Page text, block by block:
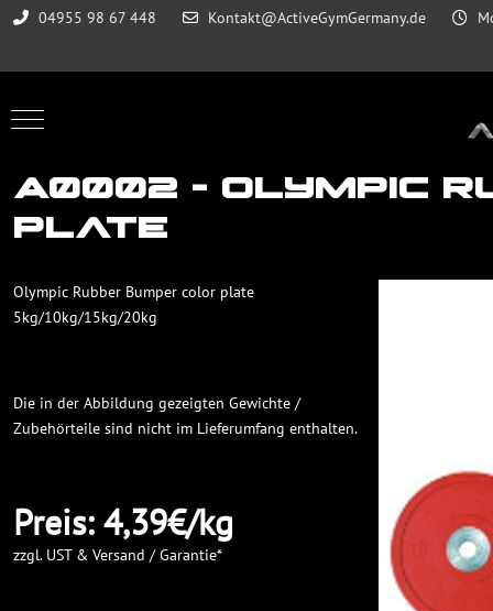
04955 98 67 448 Kontakt@ActiveGymGermany.de
Mobile Menu Toggle
A0002 - Olympic
plate
Olympic Rubber Bumper color plate
5kg/10kg/15kg/20kg
Die in der Abbildung gezeigten Gewichte /
Zubehörteile sind nicht im Lieferumfang enthalten.
Preis: 4,39€/kg
zzgl. UST & Versand / Garantie*